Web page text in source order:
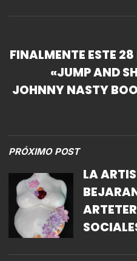
FINALMENTE ESTE 28
«JUMP AND
JOHNNY NASTY
PRÓXIMO POST
LA